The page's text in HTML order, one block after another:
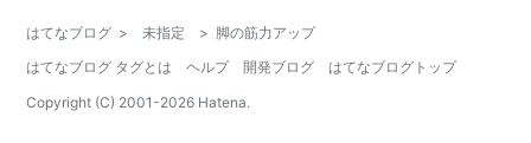
はてなブログ > 未指定 > 脚の筋力アップ
はてなブログ タグとは
ヘルプ 開発ブログ
はてなブログトップ
Copyright (C) 2001-2026 Hatena.